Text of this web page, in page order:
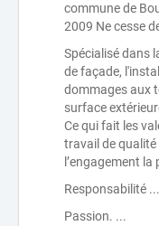
commune de
2009 Ne cesse
Spécialisé dans
de façade,
dommages aux
surface
Ce qui fait les
travail de
l’engagement
Responsabilité ...
Passion. ...